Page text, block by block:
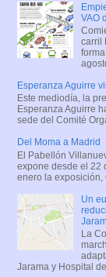
VAO
carril
Esperanza Aguirre
Este mediodía, la
Esperanza Aguirre
sede del Comité
Del Moma a Madrid
El Pabellón
expone desde el 22
enero la exposición,
Un
La
Jarama y Hospital